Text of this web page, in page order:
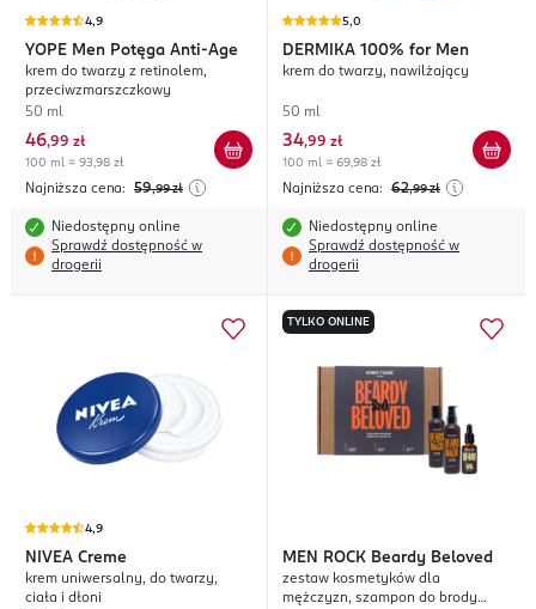
4,9
YOPE Men Potęga Anti-Age
krem do twarzy z retinolem,
przeciwzmarszczkowy
50 ml
46,99 zł
100 ml = 93,98 zł
Najniższa cena: 59,99 zł
Niedostępny online
Sprawdź dostępność w
drogerii
5,0
DERMIKA 100% for Men
krem do twarzy, nawilżający
50 ml
34,99 zł
100 ml = 69,98 zł
Najniższa cena: 62,99 zł
Niedostępny online
Sprawdź dostępność w
drogerii
4,9
NIVEA Creme
krem uniwersalny, do twarzy,
ciała i dłoni
TYLKO ONLINE
MEN ROCK Beardy Beloved
zestaw kosmetyków dla
mężczyzn, szampon do brody